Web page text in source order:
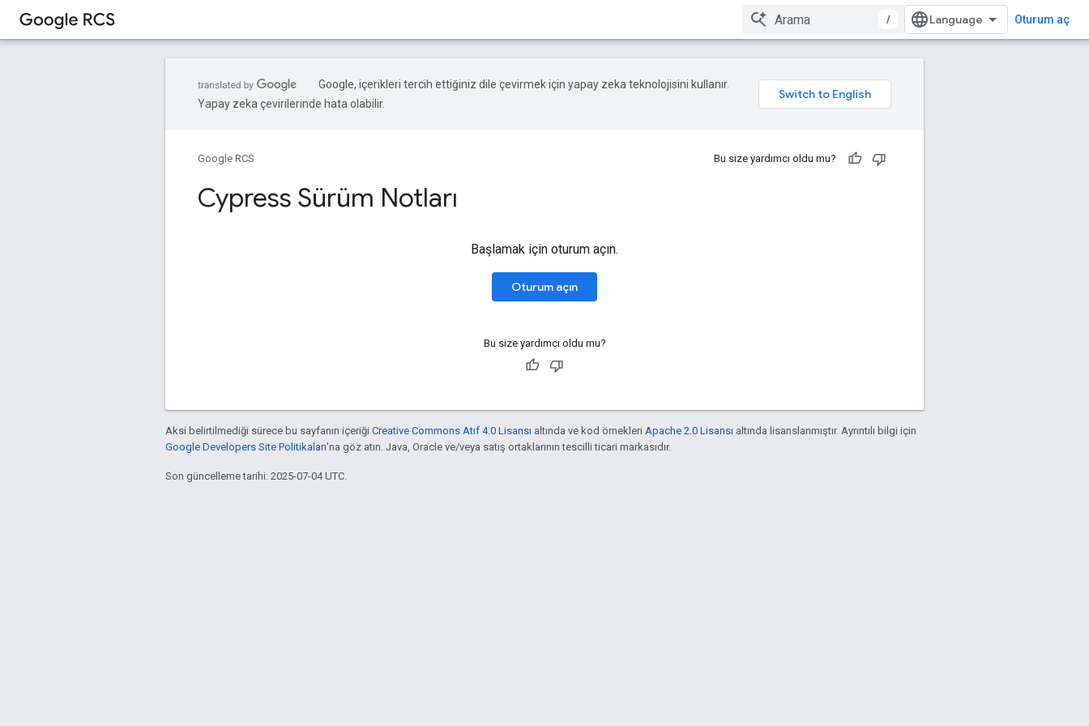
/ Oturum aç
Google, içerikleri tercih ettiğiniz dile çevirmek için yapay zeka teknolojisini kullanır.
Yapay zeka çevirilerinde hata olabilir.
Google RCS Bu size yardımcı oldu mu?
Cypress Sürüm Notları
Başlamak için oturum açın.
Oturum açın
Bu size yardımcı oldu mu?
Aksi belirtilmediği sürece bu sayfanın içeriği Creative Commons Atıf 4.0 Lisansı altında ve kod örnekleri Apache 2.0 Lisansı altında lisanslanmıştır. Ayrıntılı bilgi için
Google Developers Site Politikaları'na göz atın. Java, Oracle ve/veya satış ortaklarının tescilli ticari markasıdır.
Son güncelleme tarihi: 2025-07-04 UTC.